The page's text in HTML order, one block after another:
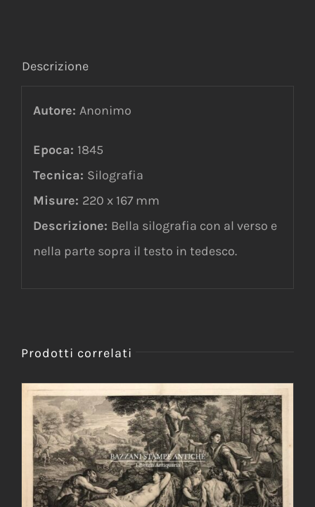
Descrizione
Autore: Anonimo
Epoca: 1845
Tecnica: Silografia
Misure: 220 x 167 mm
Descrizione: Bella silografia con al verso e
nella parte sopra il testo in tedesco.
Prodotti correlati
AGGIUNGI AL CARRELLO / DETTAGLI